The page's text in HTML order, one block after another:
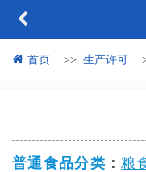
首页 生产许可
普通食品分类 ：粮